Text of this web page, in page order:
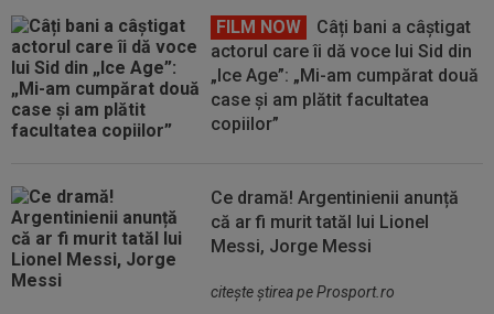
FILM NOW
Câți bani a câștigat
actorul care îi dă voce lui Sid din
„Ice Age”: „Mi-am cumpărat două
case și am plătit facultatea
copiilor”
Ce dramă! Argentinienii anunță
că ar fi murit tatăl lui Lionel
Messi, Jorge Messi
citeşte ştirea pe Prosport.ro